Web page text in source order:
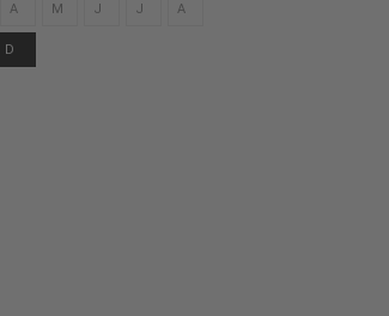
A M J J A
D